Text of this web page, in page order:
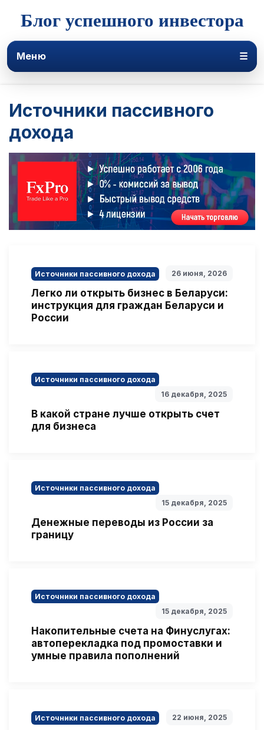
Блог успешного инвестора
Меню ☰
Источники пассивного
дохода
Источники пассивного дохода 26 июня, 2026
Легко ли открыть бизнес в Беларуси:
инструкция для граждан Беларуси и
России
Источники пассивного дохода
16 декабря, 2025
В какой стране лучше открыть счет
для бизнеса
Источники пассивного дохода
15 декабря, 2025
Денежные переводы из России за
границу
Источники пассивного дохода
15 декабря, 2025
Накопительные счета на Финуслугах:
автоперекладка под промоставки и
умные правила пополнений
Источники пассивного дохода 22 июня, 2025